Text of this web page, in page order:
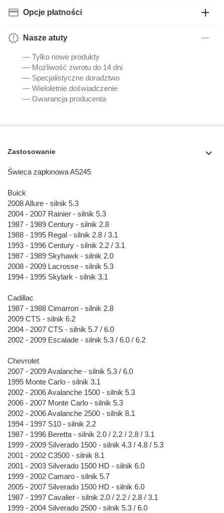
Opcje płatności
Nasze atuty
— Tylko nowe produkty
— Możliwość zwrotu do 14 dni
— Specjalistyczne doradztwo
— Wieloletnie doświadczenie
— Gwarancja producenta
Zastosowanie
Świeca zapłonowa A5245
Buick
2008 Allure - silnik 5.3
2004 - 2007 Rainier - silnik 5.3
1987 - 1989 Century - silnik 2.8
1988 - 1995 Regal - silnik 2.8 / 3.1
1993 - 1996 Century - silnik 2.2 / 3.1
1987 - 1989 Skyhawk - silnik 2.0
2008 - 2009 Lacrosse - silnik 5.3
1994 - 1995 Skylark - silnik 3.1
Cadillac
1987 - 1988 Cimarron - silnik 2.8
2009 CTS - silnik 6.2
2004 - 2007 CTS - silnik 5.7 / 6.0
2002 - 2009 Escalade - silnik 5.3 / 6.0 / 6.2
Chevrolet
2007 - 2009 Avalanche - silnik 5.3 / 6.0
1995 Monte Carlo - silnik 3.1
2002 - 2006 Avalanche 1500 - silnik 5.3
2006 - 2007 Monte Carlo - silnik 5.3
2002 - 2006 Avalanche 2500 - silnik 8.1
1994 - 1997 S10 - silnik 2.2
1987 - 1996 Beretta - silnik 2.0 / 2.2 / 2.8 / 3.1
1999 - 2009 Silverado 1500 - silnik 4.3 / 4.8 / 5.3
2001 - 2002 C3500 - silnik 8.1
2001 - 2003 Silverado 1500 HD - silnik 6.0
1999 - 2002 Camaro - silnik 5.7
2005 - 2007 Silverado 1500 HD - silnik 6.0
1987 - 1997 Cavalier - silnik 2.0 / 2.2 / 2.8 / 3.1
1999 - 2004 Silverado 2500 - silnik 5.3 / 6.0